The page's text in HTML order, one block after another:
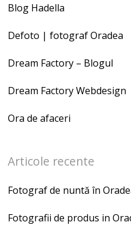
Blog Hadella
Defoto | fotograf Oradea
Dream Factory – Blogul
Dream Factory Webdesign
Ora de afaceri
Articole recente
Fotograf de nuntă în
Fotografii de produs in